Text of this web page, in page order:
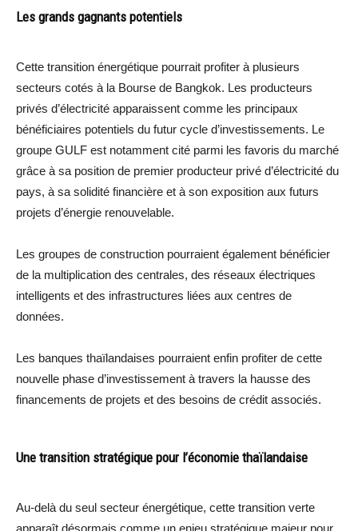
Les grands gagnants potentiels
Cette transition énergétique pourrait profiter à plusieurs
secteurs cotés à la Bourse de Bangkok. Les producteurs
privés d’électricité apparaissent comme les principaux
bénéficiaires potentiels du futur cycle d’investissements. Le
groupe GULF est notamment cité parmi les favoris du marché
grâce à sa position de premier producteur privé d’électricité du
pays, à sa solidité financière et à son exposition aux futurs
projets d’énergie renouvelable.
Les groupes de construction pourraient également bénéficier
de la multiplication des centrales, des réseaux électriques
intelligents et des infrastructures liées aux centres de
données.
Les banques thaïlandaises pourraient enfin profiter de cette
nouvelle phase d’investissement à travers la hausse des
financements de projets et des besoins de crédit associés.
Une transition stratégique pour l’économie thaïlandaise
Au-delà du seul secteur énergétique, cette transition verte
apparaît désormais comme un enjeu stratégique majeur pour